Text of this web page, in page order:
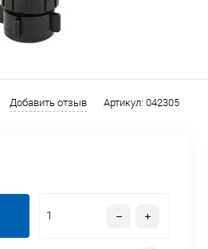
Добавить отзыв Артикул: 042305